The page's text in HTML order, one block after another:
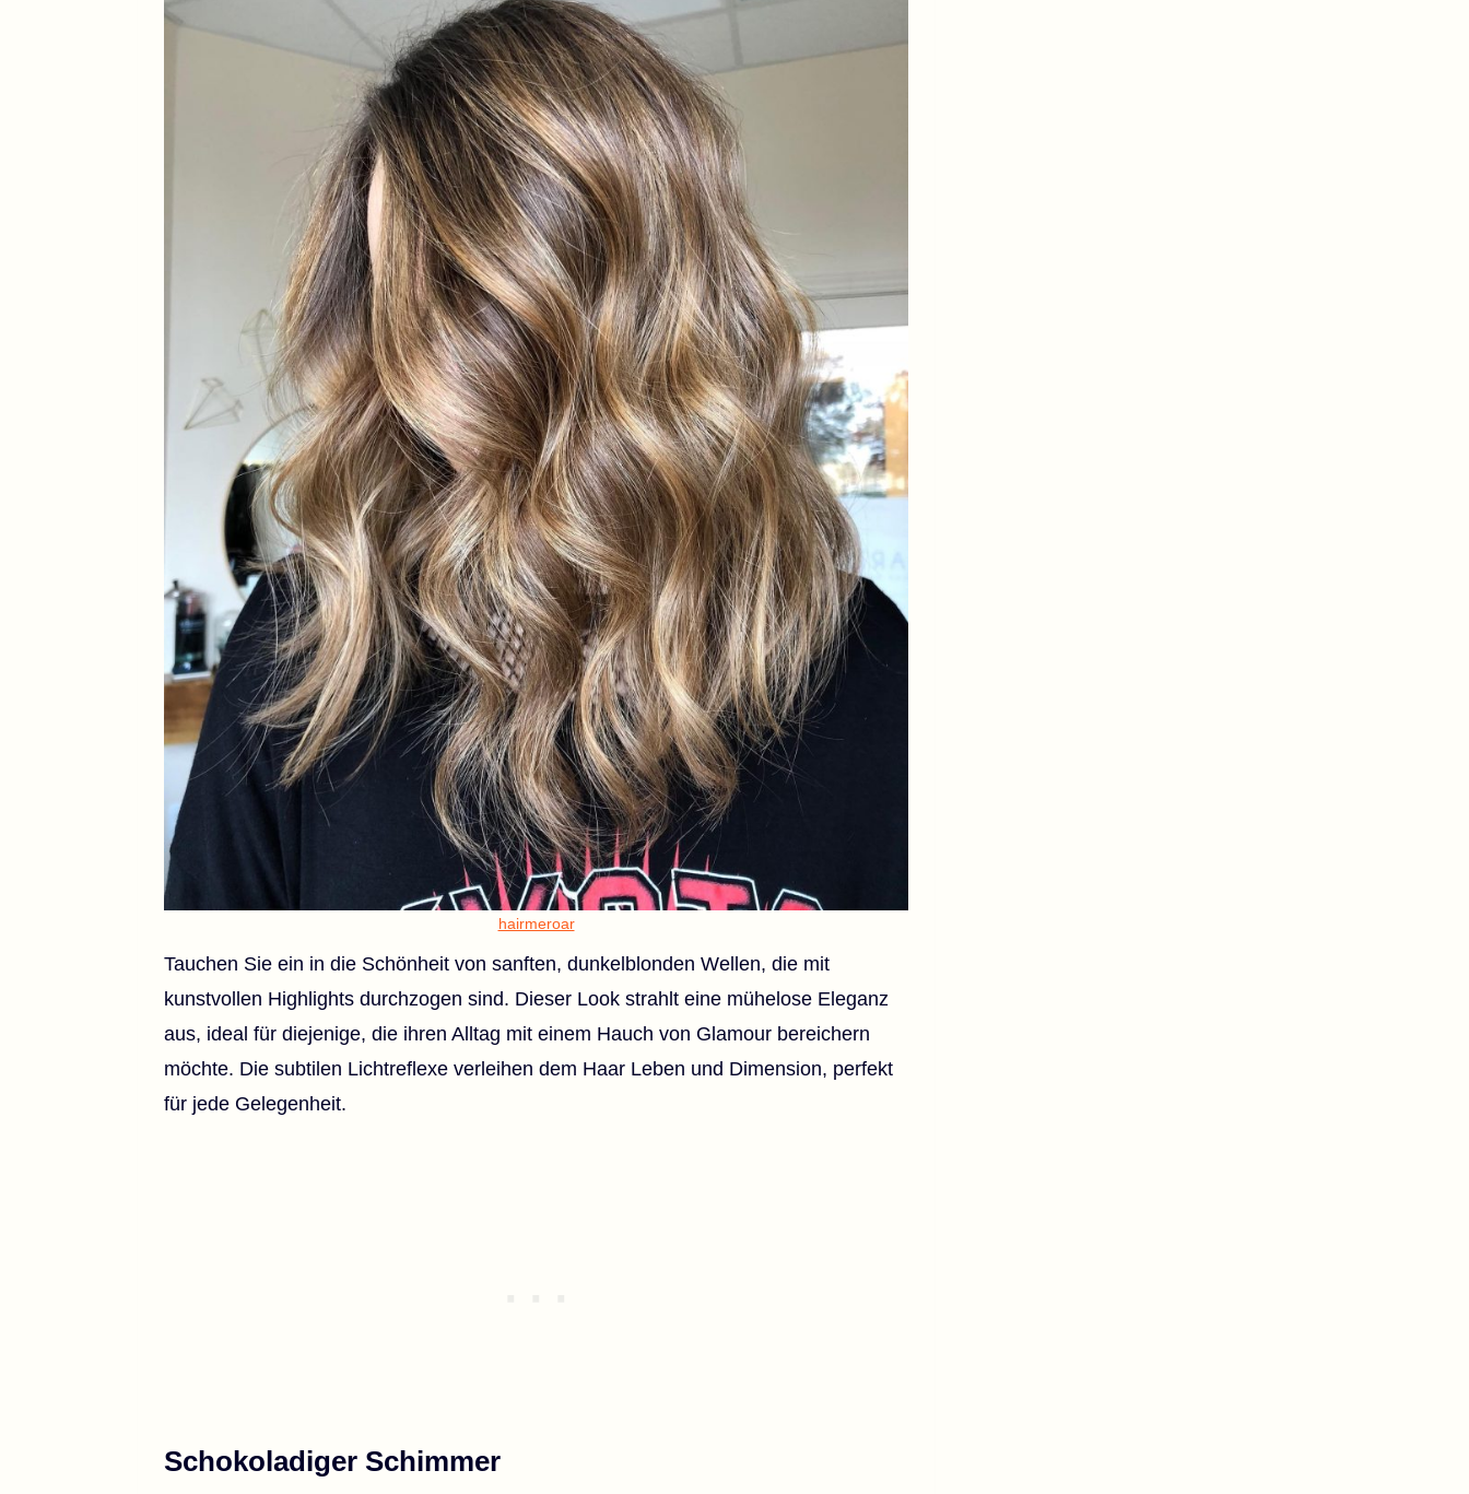
hairmeroar
Tauchen Sie ein in die Schönheit von sanften, dunkelblonden Wellen, die mit
kunstvollen Highlights durchzogen sind. Dieser Look strahlt eine mühelose Eleganz
aus, ideal für diejenige, die ihren Alltag mit einem Hauch von Glamour bereichern
möchte. Die subtilen Lichtreflexe verleihen dem Haar Leben und Dimension, perfekt
für jede Gelegenheit.
Schokoladiger Schimmer